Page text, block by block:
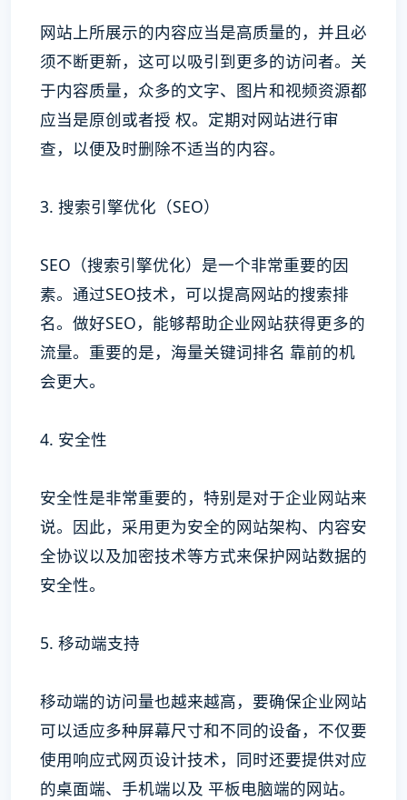
网站上所展示的内容应当是高质量的，并且必
须不断更新，这可以吸引到更多的访问者。关
于内容质量，众多的文字、图片和视频资源都
应当是原创或者授 权。定期对网站进行审
查，以便及时删除不适当的内容。
3. 搜索引擎优化（SEO）
SEO（搜索引擎优化）是一个非常重要的因
素。通过SEO技术，可以提高网站的搜索排
名。做好SEO，能够帮助企业网站获得更多的
流量。重要的是，海量关键词排名 靠前的机
会更大。
4. 安全性
安全性是非常重要的，特别是对于企业网站来
说。因此，采用更为安全的网站架构、内容安
全协议以及加密技术等方式来保护网站数据的
安全性。
5. 移动端支持
移动端的访问量也越来越高，要确保企业网站
可以适应多种屏幕尺寸和不同的设备，不仅要
使用响应式网页设计技术，同时还要提供对应
的桌面端、手机端以及 平板电脑端的网站。